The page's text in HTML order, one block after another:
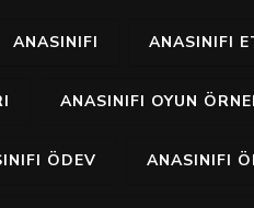
ANASINIFI ANASINIFI
ANASINIFI OYUN
ÖDEV ANASINIFI